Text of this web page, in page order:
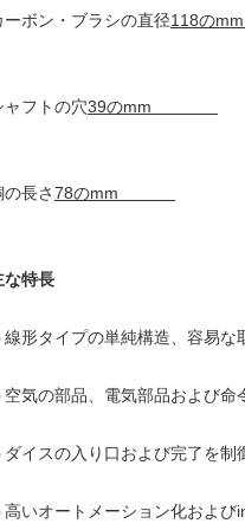
ーボン・ブラシの直径118
ャフトの穴39のmm
の長さ78のmm
な特長
線形タイプの単純構造、容易な
空気の部品、電気部品および命
ダイスの入り口および完了を制
高いオートメーション化および